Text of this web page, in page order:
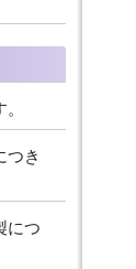
つき
につ